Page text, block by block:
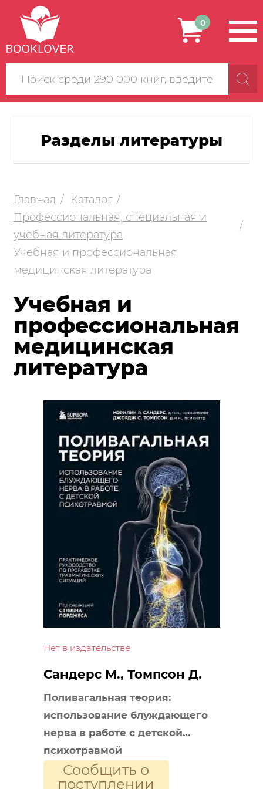
Поиск
по
сайту
0
Разделы литературы
Главная
Каталог
Профессиональная, специальная и
учебная литература
Учебная и профессиональная
медицинская литература
Учебная и
профессиональная
медицинская
литература
Нет в издательстве
Сандерс М., Томпсон Д.
Поливагальная теория:
использование блуждающего
нерва в работе с детской
психотравмой
Сообщить о
поступлении